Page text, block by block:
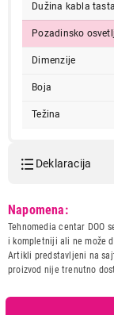
Dužina kabla
Pozadinsko
Dimenzije
Boja
Težina
Deklaracija
Naziv i vrsta
Uvoznik:
Zemlja porekla:
Napomena:
Tehnomedia centar
i kompletniji ali ne može
Artikli predstavljeni na
proizvod nije trenutno
TASTATURE
MARVO
Proizvod
Ukupno u